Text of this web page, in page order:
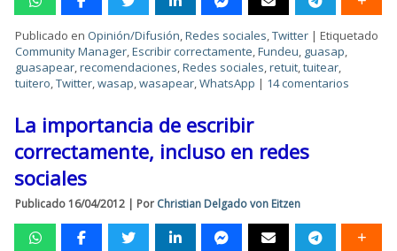
Publicado en Opinión/Difusión,Redes sociales,Twitter |Etiquetado
Community Manager,Escribir correctamente,Fundeu, guasap,
guasapear,recomendaciones,Redes sociales,retuit,tuitear,
tuitero,Twitter,wasap,wasapear,WhatsApp | 14 comentarios
La importancia de escribir
correctamente, incluso en redes
sociales
Publicado 16/04/2012 | Por Christian Delgado von Eitzen